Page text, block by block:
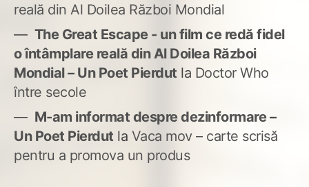
reală din Al Doilea Război Mondial
The Great Escape - un film ce redă fidel
o întâmplare reală din Al Doilea Război
Mondial – Un Poet Pierdut la Doctor Who
între secole
M-am informat despre dezinformare –
Un Poet Pierdut la Vaca mov – carte scrisă
pentru a promova un produs